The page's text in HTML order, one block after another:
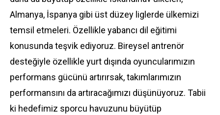
Almanya, İspanya gibi üst düzey liglerde ülkemizi
temsil etmeleri. Özellikle yabancı dil eğitimi
konusunda teşvik ediyoruz. Bireysel antrenör
desteğiyle özellikle yurt dışında oyuncularımızın
performans gücünü artırırsak, takımlarımızın
performansını da artıracağımızı düşünüyoruz. Tabii
ki hedefimiz sporcu havuzunu büyütüp